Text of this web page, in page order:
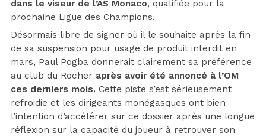
dans le viseur de l’AS Monaco, qualifiée pour la
prochaine Ligue des Champions.
Désormais libre de signer où il le souhaite après la fin
de sa suspension pour usage de produit interdit en
mars, Paul Pogba donnerait clairement sa préférence
au club du Rocher après avoir été annoncé à l’OM
ces derniers mois. Cette piste s’est sérieusement
refroidie et les dirigeants monégasques ont bien
l’intention d’accélérer sur ce dossier après une longue
réflexion sur la capacité du joueur à retrouver son